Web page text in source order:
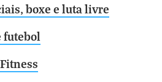
boxe e luta livre
futebol